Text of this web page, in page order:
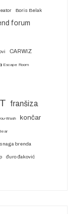
Boris Belak
forum
CARWIZ
Escape Room
franšiza
Wash končar
snaga brenda
đuro đaković